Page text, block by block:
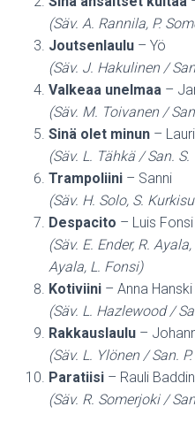
(Säv. A. Rannila, P.
Joutsenlaulu – Yö
(Säv. J. Hakulinen /
Valkeaa unelmaa –
(Säv. M. Toivanen /
Sinä olet minun –
(Säv. L. Tähkä / San.
Trampoliini – Sanni
(Säv. H. Solo, S.
Despacito – Luis
(Säv. E. Ender, R.
Ayala, L. Fonsi)
Kotiviini – Anna Hanski
(Säv. L. Hazlewood /
Rakkauslaulu –
(Säv. L. Ylönen / San.
Paratiisi – Rauli
(Säv. R. Somerjoki /